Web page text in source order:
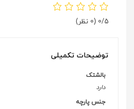
0/5 (0 نظر)
توضیحات تکمیلی
بالشتک
دارد
جنس پارچه